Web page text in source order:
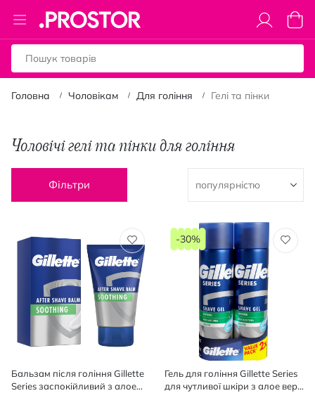
Toggle
Nav
Кошик
Головна Чоловікам Для гоління Гелі та пінки
Чоловічі гелі та пінки для гоління
Фільтри
Бальзам після гоління Gillette
Series заспокійливий з алое
Гель для гоління Gillette Series
для чутливої ​​шкіри з алое вера
-30%